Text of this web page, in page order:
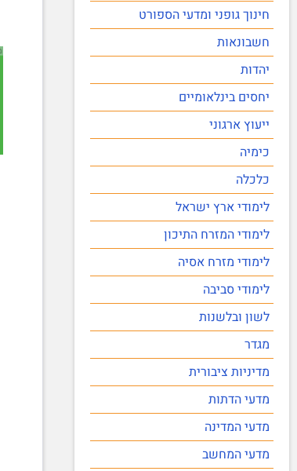
חינוך גופני ומדעי הספורט
חשבונאות
יהדות
יחסים בינלאומיים
ייעוץ ארגוני
כימיה
כלכלה
לימודי ארץ ישראל
לימודי המזרח התיכון
לימודי מזרח אסיה
לימודי סביבה
לשון ובלשנות
מגדר
מדיניות ציבורית
מדעי הדתות
מדעי המדינה
מדעי המחשב